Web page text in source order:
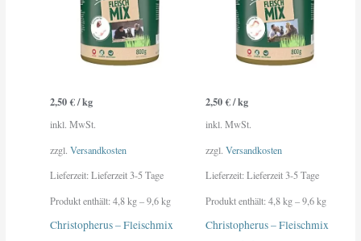
2,50€/kg
inkl. MwSt.
zzgl.Versandkosten
Lieferzeit:Lieferzeit 3-5 Tage
Produkt enthält: 4,8kg– 9,6kg
Christopherus – Fleischmix
mehrere
Varianten
auf.
Die
der
Produktseite
werden
2,50€/kg
inkl. MwSt.
zzgl. Versandkosten
Lieferzeit:Lieferzeit 3-5 Tage
Produkt enthält: 4,8kg– 9,6kg
Christopherus – Fleischmix
mehrere
Varianten
auf.
Die
der
Produktseite
werden